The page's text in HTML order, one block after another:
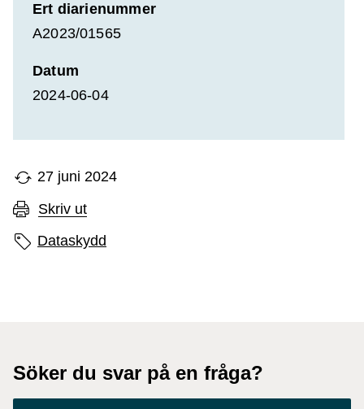
Ert diarienummer
A2023/01565
Datum
2024-06-04
27 juni 2024
Skriv ut
Sidans etiketter
Dataskydd
Söker du svar på en fråga?